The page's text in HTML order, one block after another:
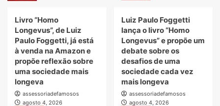
Livro “Homo
Longevus”, de Luiz
Paulo Foggetti, já está
à venda na Amazon e
propõe reflexão sobre
uma sociedade mais
longeva
assessoriadefamosos
agosto 4, 2026
Luiz Paulo Foggetti
lança o livro “Homo
Longevus” e propõe um
debate sobre os
desafios de uma
sociedade cada vez
mais longeva
assessoriadefamosos
agosto 4, 2026